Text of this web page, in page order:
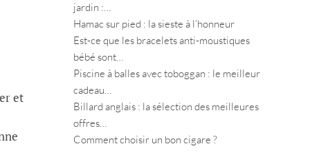
et
jardin :…
Hamac sur pied : la sieste à l’honneur
Est-ce que les bracelets anti-moustiques
bébé sont…
Piscine à balles avec toboggan : le meilleur
cadeau…
Billard anglais : la sélection des meilleures
offres…
Comment choisir un bon cigare ?